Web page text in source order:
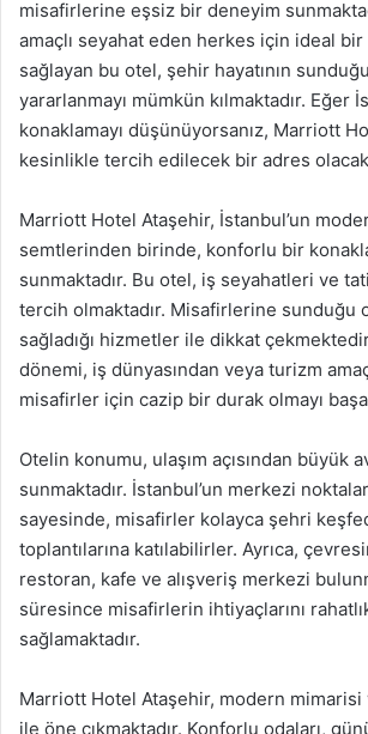
misafirlerine eşsiz bir deneyim
amaçlı seyahat eden herkes için ideal bir
sağlayan bu otel, şehir hayatının
yararlanmayı mümkün kılmaktadır. Eğer
konaklamayı düşünüyorsanız, Marriott
kesinlikle tercih edilecek bir adres
Marriott Hotel Ataşehir, İstanbul’un
semtlerinden birinde, konforlu bir
sunmaktadır. Bu otel, iş seyahatleri ve
tercih olmaktadır. Misafirlerine sunduğu
sağladığı hizmetler ile dikkat
dönemi, iş dünyasından veya turizm
misafirler için cazip bir durak olmayı
Otelin konumu, ulaşım açısından büyük
sunmaktadır. İstanbul’un merkezi
sayesinde, misafirler kolayca şehri
toplantılarına katılabilirler. Ayrıca,
restoran, kafe ve alışveriş merkezi
süresince misafirlerin ihtiyaçlarını
sağlamaktadır.
Marriott Hotel Ataşehir, modern mimarisi
ile öne çıkmaktadır. Konforlu odaları,